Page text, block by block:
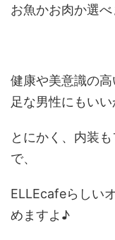
お魚かお肉か選
健康や美意識の
足な男性にもい
とにかく、内装
で、
ELLEcafeらしい
めますよ♪